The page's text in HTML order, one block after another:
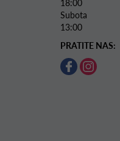
18:00
Subota
13:00
PRATITE NAS: